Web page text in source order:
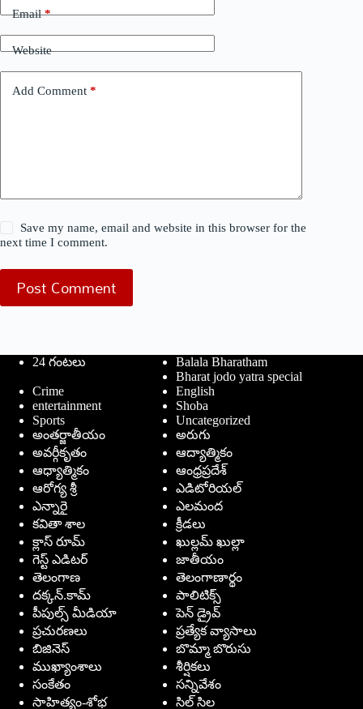
Email*
Website
Add Comment *
Save my name, email and website in this browser for the
next time I comment.
Post Comment
24 గంటలు
Balala Bharatham
Bharat jodo yatra special
Crime
English
entertainment
Shoba
Sports
Uncategorized
అంతర్జాతీయం
అరుగు
అవర్గీకృతం
ఆద్యాత్మికం
ఆధ్యాత్మికం
ఆంధ్రప్రదేశ్
ఆరోగ్య శ్రీ
ఎడిటోరియల్
ఎన్నారై
ఎలమంద
కవితా శాల
క్రీడలు
క్లాస్ రూమ్
ఖుల్లమ్ ఖుల్లా
గెస్ట్ ఎడిటర్
జాతీయం
తెలంగాణ
తెలంగాణార్థం
దక్కన్.కామ్
పాలిటిక్స్
పీపుల్స్ ‌మీడియా
పెన్ డ్రైవ్
ప్రచురణలు
ప్రత్యేక వ్యాసాలు
బిజినెస్
బొమ్మా బొరుసు
ముఖ్యాంశాలు
శీర్షికలు
సంకేతం
సన్నివేశం
సాహిత్యం-శోభ
సిల్ సిల